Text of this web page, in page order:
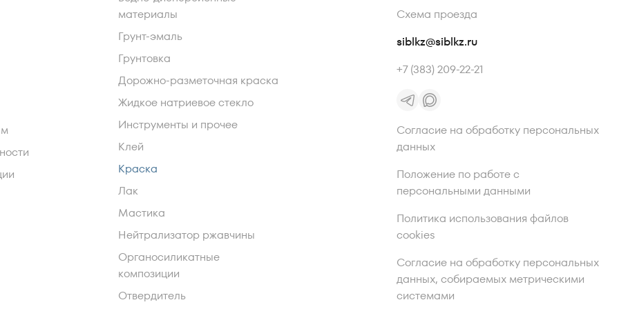
материалы
Грунт-эмаль
Грунтовка
Дорожно-разметочная краска
Жидкое натриевое стекло
Инструменты и прочее
Клей
Краска
Лак
Мастика
Нейтрализатор ржавчины
Органосиликатные
композиции
Отвердитель
Схема проезда
siblkz@siblkz.ru
+7 (383) 209-22-21
Согласие на обработку персональных
данных
Положение по работе с
персональными данными
Политика использования файлов
cookies
Согласие на обработку персональных
данных, собираемых метрическими
системами